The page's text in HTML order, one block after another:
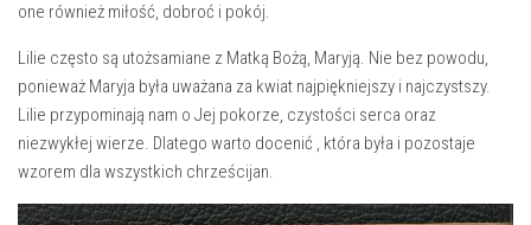
one ‌również miłość, dobroć i pokój.
Lilie często są‍ utożsamiane z Matką Bożą, Maryją.‌ Nie bez powodu,​
ponieważ Maryja była uważana za kwiat najpiękniejszy ⁢i ⁣najczystszy.
Lilie przypominają⁢ nam o Jej pokorze, czystości serca oraz
niezwykłej wierze. Dlatego⁤ warto ⁢docenić , ‍która ⁢była i pozostaje
wzorem dla wszystkich​ chrześcijan.